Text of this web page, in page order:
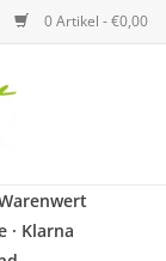
0 Artikel - €0,00
· Klarna